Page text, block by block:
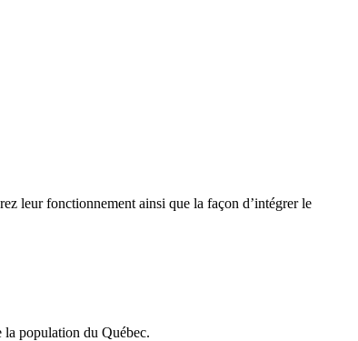
leur fonctionnement ainsi que la façon d’intégrer le
la population du Québec.